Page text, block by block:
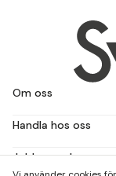
Om oss
Handla hos oss
Jobba med oss